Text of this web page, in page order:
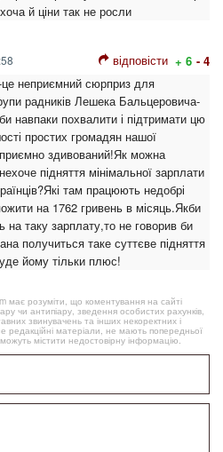
й ціни так не росли
відповісти + 6 - 4
-це неприємний сюрприз для
радників Лешека Бальцеровича-
навпаки похвалити і підтримати цю
простих громадян нашої
здивований!Як можна
підняття мінімальної зарплати
там працюють недобрі
на 1762 гривень в місяць.Якби
на таку зарплату,то не говорив би
получиться таке суттєве підняття
йому тільки плюс!
має розуміти, що коментування на сайті
чи антипіару, зведення особистих рахунків,
звинувачень та інших некоректних і
редакційні матеріали, не мають попередньої
можуть містити недостовірну інформацію.